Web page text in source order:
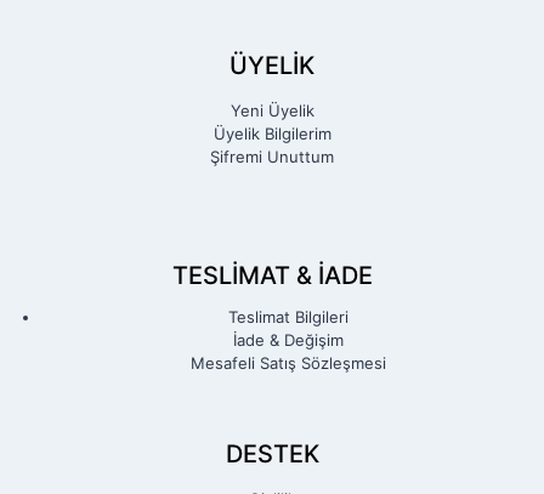
ÜYELİK
Yeni Üyelik
Üyelik Bilgilerim
Şifremi Unuttum
TESLIMAT & İADE
Teslimat Bilgileri
İade & Değişim
Mesafeli Satış Sözleşmesi
DESTEK